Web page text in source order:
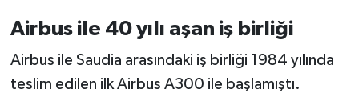
Airbus ile 40 yılı aşan iş birliği
Airbus ile Saudia arasındaki iş birliği 1984 yılında
teslim edilen ilk Airbus A300 ile başlamıştı.